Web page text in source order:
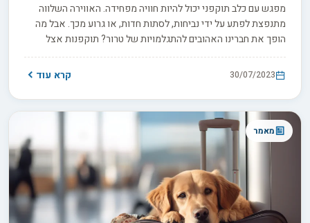
מפגש עם כלב תוקפני יכול להיות חוויה מפחידה. האווירה השלווה
מתנפצת לפתע על ידי נביחות, לסתות חדות, או גרוע מכך. אבל מה
הופך את חברינו האהובים להתגלמויות של טרור? תוקפנות אצל
כלבים היא נושא מורכב, הנשלט על ידי שילוב של גורמים מולדים,
סביבתיים ונלמדים. הבנת התנהגות תוקפנית אצל כלבים יכולה להיות
הצעד הראשון לקראת פתרון יעיל, ולכן המסע שלנו מתחיל בהבנת
התוקפנות עצמה. אנו מתעמקים בלב הנושא, מנתחים את אופי וסוגי
התוקפנות ואת הגורמים התורמים.
30/07/2023 קרא עוד
מאמר